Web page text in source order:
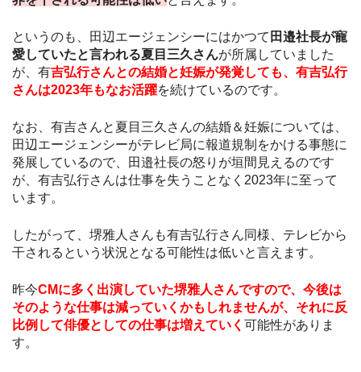
というのも、田辺エージェンシーにはかつて 田邉社長が寵
愛していたと言われる夏目三久さんが所属していました
が、有吉弘行さんとの結婚と妊娠が発覚しても、有吉弘行
さんは2023年もなお活躍を続けているのです。
なお、有吉さんと夏目三久さんの結婚＆妊娠については、
田辺エージェンシーがテレビ局に報道規制をかける事態に
発展しているので、田邉社長の怒りが垣間見えるのです
が、有吉弘行さんは仕事を失うことなく2023年に至って
います。
したがって、堺雅人さんも有吉弘行さん同様、テレビから
干されるという状況となる可能性は低いと言えます。
昨今CMに多く出演していた堺雅人さんですので、今後は
そのような仕事は減っていくかもしれませんが、それに反
比例して俳優としての仕事は増えていく 可能性がありま
す。